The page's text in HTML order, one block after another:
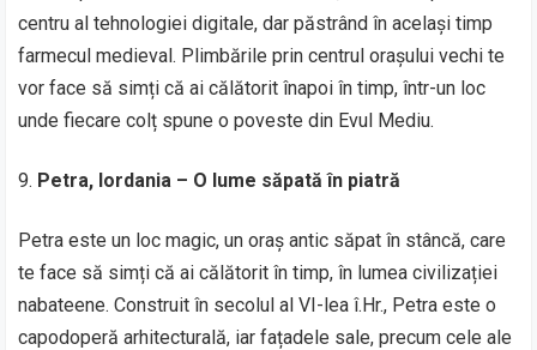
centru al tehnologiei digitale, dar păstrând în același timp
farmecul medieval. Plimbările prin centrul orașului vechi te
vor face să simți că ai călătorit înapoi în timp, într-un loc
unde fiecare colț spune o poveste din Evul Mediu.
Petra, Iordania – O lume săpată în piatră
Petra este un loc magic, un oraș antic săpat în stâncă, care
te face să simți că ai călătorit în timp, în lumea civilizației
nabateene. Construit în secolul al VI-lea î.Hr., Petra este o
capodoperă arhitecturală, iar fațadele sale, precum cele ale